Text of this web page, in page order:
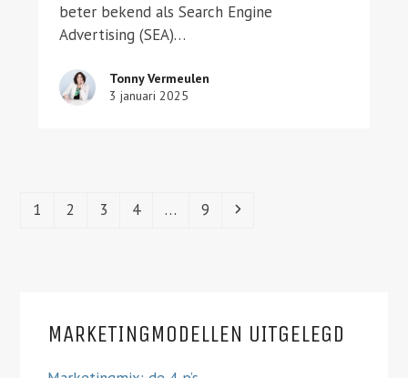
beter bekend als Search Engine
Advertising (SEA)…
Tonny Vermeulen
3 januari 2025
Page
1 Page
2 Page
3 Page
4 … Page
9
MARKETINGMODELLEN UITGELEGD